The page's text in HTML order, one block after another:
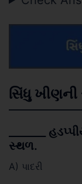
સિંધુ
_______
સ્થળ.
A) પાદરી